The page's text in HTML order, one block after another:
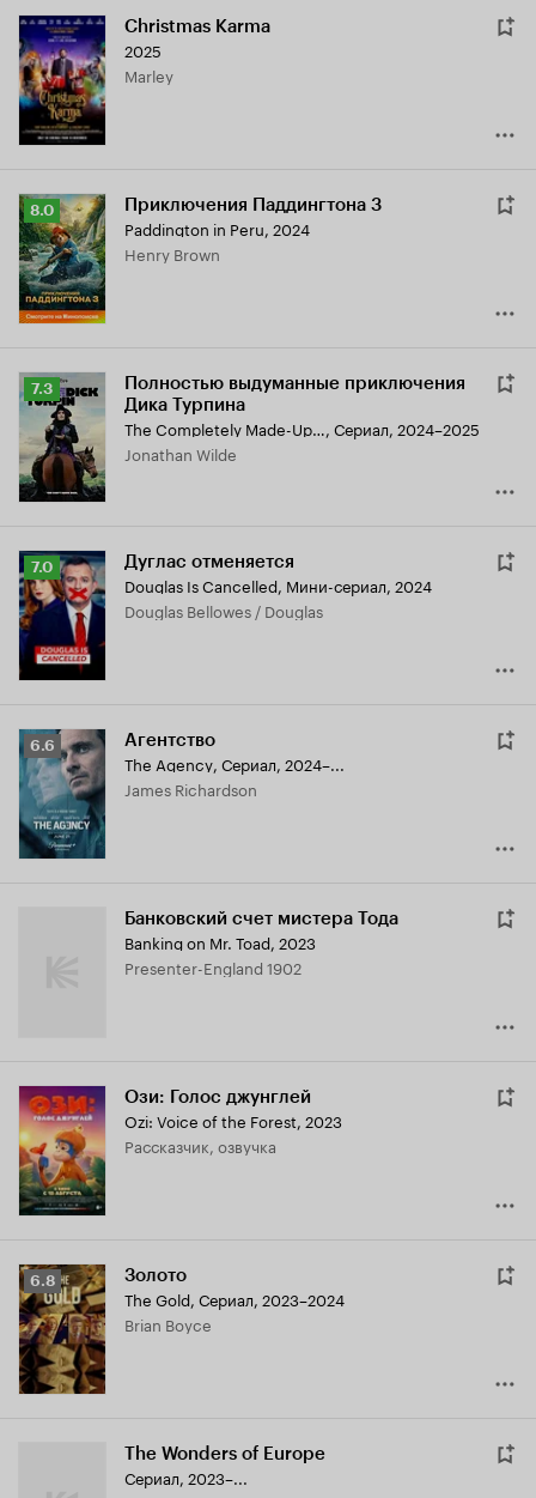
Christmas Karma
2025
Marley
Рейтинг
Кинопоиска
8.0
8.0 Приключения Паддингтона 3
Paddington in Peru, 2024
Henry Brown
Рейтинг
Кинопоиска
7.3
7.3
Полностью выдуманные приключения
Дика Турпина
The Completely Made-Up Adventures of Dick Turpin, Сериал, 2024–2025
Jonathan Wilde
Рейтинг
Кинопоиска
7.0
7.0 Дуглас отменяется
Douglas Is Cancelled, Мини-сериал, 2024
Douglas Bellowes / Douglas
Рейтинг
Кинопоиска
6.6
6.6 Агентство
The Agency, Сериал, 2024–...
James Richardson
Банковский счет мистера Тода
Banking on Mr. Toad, 2023
Presenter-England 1902
Ози: Голос джунглей
Ozi: Voice of the Forest, 2023
рассказчик, озвучка
Рейтинг
Кинопоиска
6.8
6.8 Золото
The Gold, Сериал, 2023–2024
Brian Boyce
The Wonders of Europe
Сериал, 2023–...